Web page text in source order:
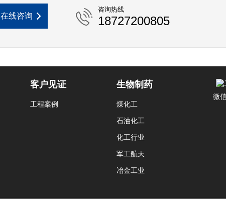
在线咨询
咨询热线
18727200805
客户见证
工程案例
生物制药
煤化工
石油化工
化工行业
军工航天
冶金工业
微